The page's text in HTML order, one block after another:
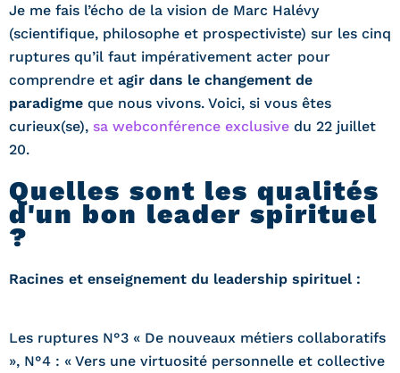
Je me fais l’écho de la vision de Marc Halévy
(scientifique, philosophe et prospectiviste) sur les cinq
ruptures qu’il faut impérativement acter pour
comprendre et agir dans le changement de
paradigme que nous vivons. Voici, si vous êtes
curieux(se), sa webconférence exclusive du 22 juillet
20.
Quelles sont les qualités
d'un bon leader spirituel
?
Racines et enseignement du leadership spirituel :
Les ruptures N°3 « De nouveaux métiers collaboratifs
», N°4 : « Vers une virtuosité personnelle et collective